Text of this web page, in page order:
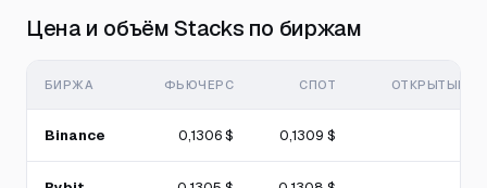
Цена и объём Stacks по биржам
БИРЖА ФЬЮЧЕРС СПОТ ОТКРЫТЫЙ
Binance 0,1306 $ 0,1309 $